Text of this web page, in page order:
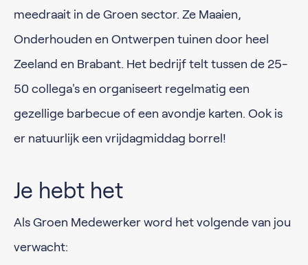
meedraait in de Groen sector. Ze Maaien,
Onderhouden en Ontwerpen tuinen door heel
Zeeland en Brabant. Het bedrijf telt tussen de 25-
50 collega's en organiseert regelmatig een
gezellige barbecue of een avondje karten. Ook is
er natuurlijk een vrijdagmiddag borrel!
Je hebt het
Als Groen Medewerker word het volgende van jou
verwacht: